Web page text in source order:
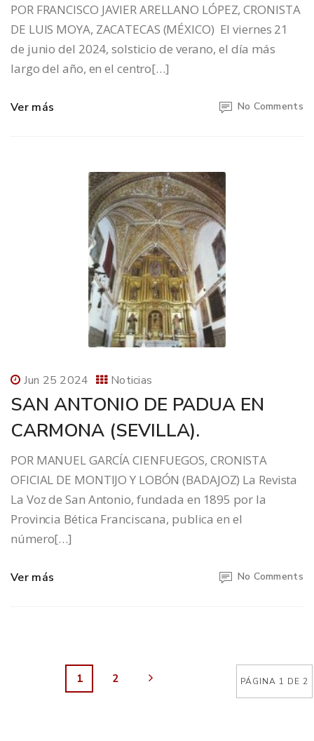
POR FRANCISCO JAVIER ARELLANO LÓPEZ, CRONISTA
DE LUIS MOYA, ZACATECAS (MÉXICO) El viernes 21
de junio del 2024, solsticio de verano, el día más
largo del año, en el centro[…]
Ver más No Comments
Jun 25 2024 Noticias
SAN ANTONIO DE PADUA EN
CARMONA (SEVILLA).
POR MANUEL GARCÍA CIENFUEGOS, CRONISTA
OFICIAL DE MONTIJO Y LOBÓN (BADAJOZ) La Revista
La Voz de San Antonio, fundada en 1895 por la
Provincia Bética Franciscana, publica en el
número[…]
Ver más No Comments
PÁGINA 1 DE 2
1 2